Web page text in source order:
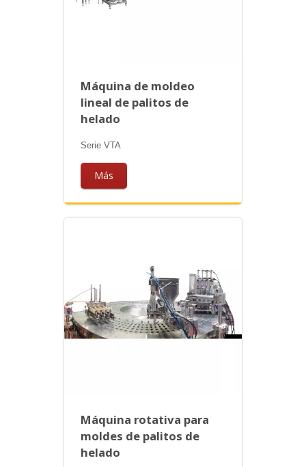
Máquina de moldeo
lineal de palitos de
helado
Serie VTA
Más
Máquina rotativa para
moldes de palitos de
helado